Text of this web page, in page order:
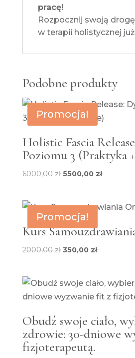
pracę!
Rozpocznij swoją
w terapii holistycznej już
Podobne produkty
Promocja!
Holistic Fascia
Poziomu 3 (Praktyka
6000,00zł Pierwotna
6000,00 zł.
5500,00 złAktualna
5500,00
Promocja!
Kurs
2000,00zł Pierwotna
2000,00 zł.
350,00 złAktualna
350,00 zł.
Obudź swoje ciało,
zdrowie: 30-dniowe
fizjoterapeutą.